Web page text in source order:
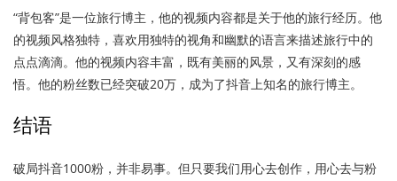
“背包客”是一位旅行博主，他的视频内容都是关于他的旅行经历。他
的视频风格独特，喜欢用独特的视角和幽默的语言来描述旅行中的
点点滴滴。他的视频内容丰富，既有美丽的风景，又有深刻的感
悟。他的粉丝数已经突破20万，成为了抖音上知名的旅行博主。
结语
破局抖音1000粉，并非易事。但只要我们用心去创作，用心去与粉